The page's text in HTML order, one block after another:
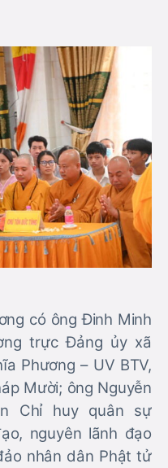
có ông Đinh Minh
trực Đảng ủy xã
Phương – UV BTV,
Mười; ông Nguyễn
Chỉ huy quân sự
nguyên lãnh đạo
nhân dân Phật tử